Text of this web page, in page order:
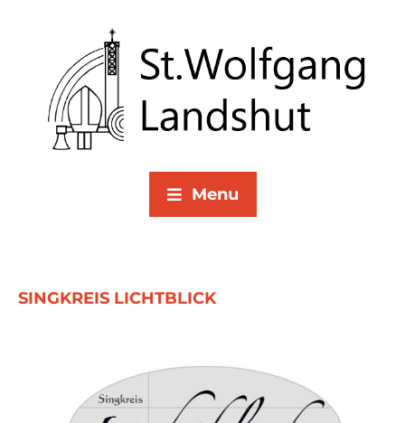
Menu
SINGKREIS LICHTBLICK